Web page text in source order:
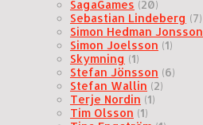
SagaGames (20)
Sebastian Lindeberg (7)
Simon Hedman Jonsson
Simon Joelsson (1)
Skymning (1)
Stefan Jönsson (6)
Stefan Wallin (2)
Terje Nordin (1)
Tim Olsson (1)